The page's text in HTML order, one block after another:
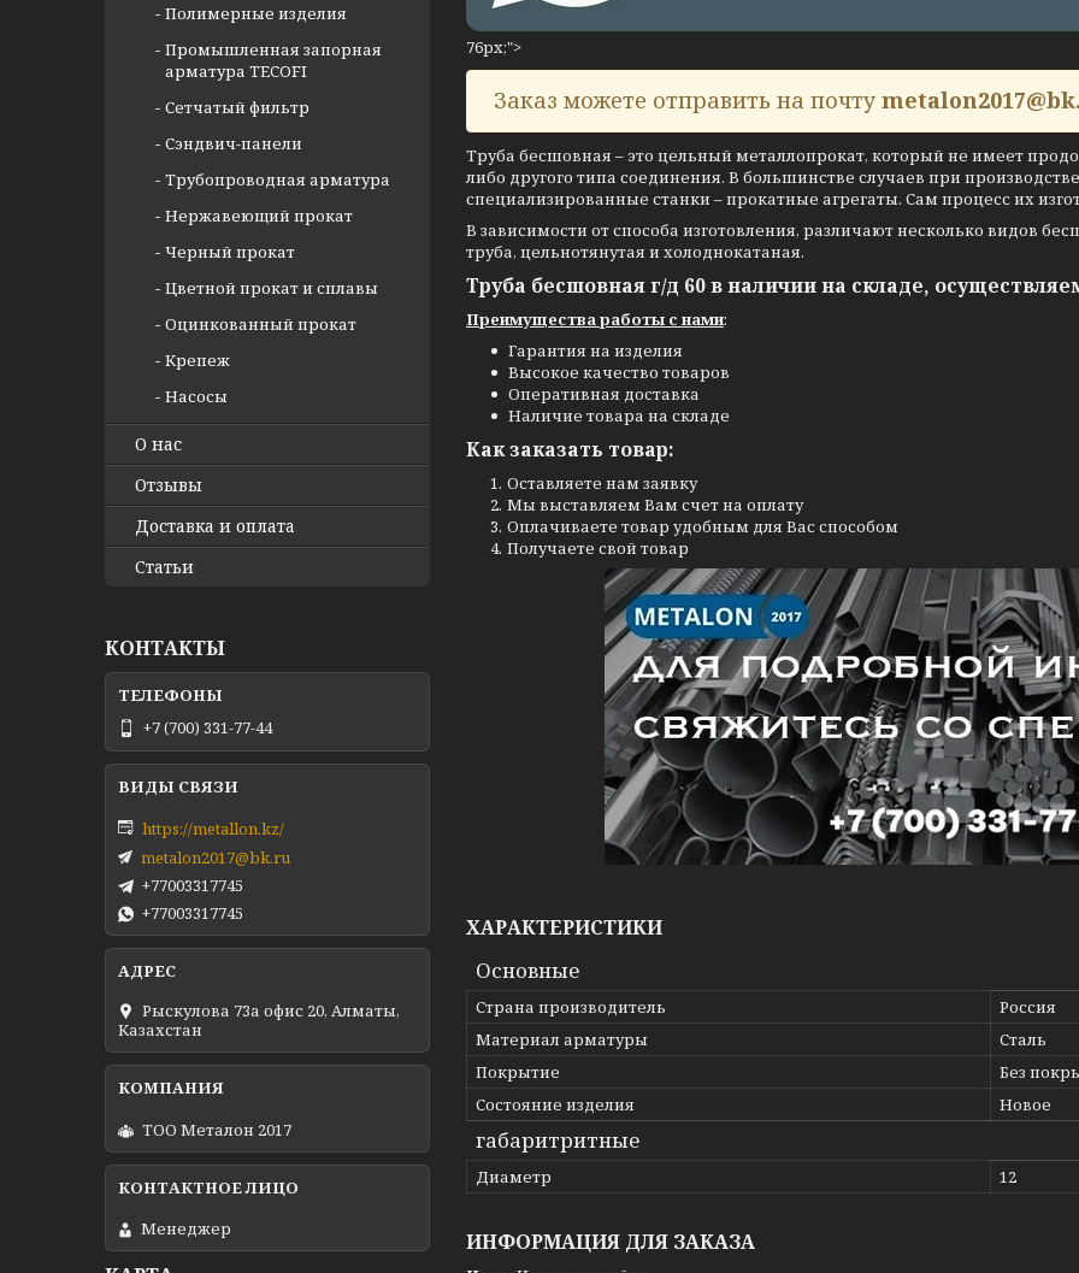
76px;">
Заказ можете отправить на почту
Труба бесшовная – это цельный металлопрокат, который не имеет
либо другого типа соединения. В большинстве случаев при
специализированные станки – прокатные агрегаты. Сам процесс их
В зависимости от способа изготовления, различают несколько видов
труба, цельнотянутая и холоднокатаная.
Труба бесшовная г/д 60 в наличии на складе,
Преимущества работы с нами:
Гарантия на изделия
Высокое качество товаров
Оперативная доставка
Наличие товара на складе
Как заказать товар:
Оставляете нам заявку
Мы выставляем Вам счет на оплату
Оплачиваете товар удобным для Вас способом
Получаете свой товар
ХАРАКТЕРИСТИКИ
Основные
Страна производитель
Россия
Материал арматуры
Сталь
Покрытие
Без
Состояние изделия
Новое
габаритритные
Диаметр 12
ИНФОРМАЦИЯ ДЛЯ ЗАКАЗА
Полимерные изделия
Промышленная запорная
арматура TECOFI
Сетчатый фильтр
Сэндвич-панели
Трубопроводная арматура
Нержавеющий прокат
Черный прокат
Цветной прокат и сплавы
Оцинкованный прокат
Крепеж
Насосы
О нас
Отзывы
Доставка и оплата
Статьи
КОНТАКТЫ
+7 (700) 331-77-44
https://metallon.kz/
metalon2017@bk.ru
+77003317745
+77003317745
Рыскулова 73а офис 20, Алматы,
Казахстан
ТОО Металон 2017
Менеджер